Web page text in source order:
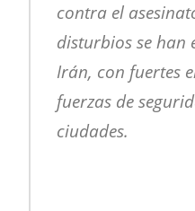
contra el
disturbios se han
Irán, con fuertes
fuerzas de
ciudades.